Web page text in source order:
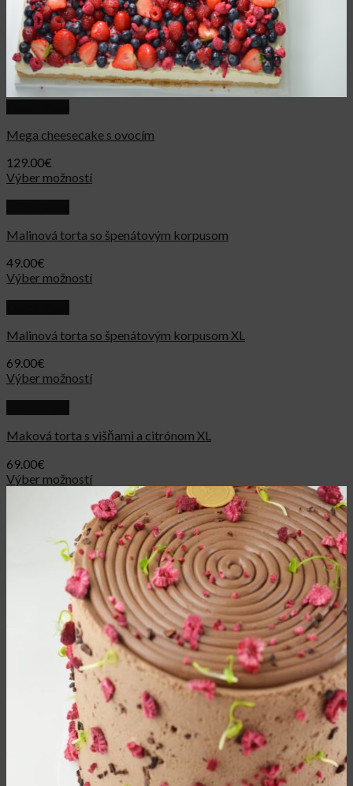
Mega cheesecake s ovocím
129.00€
Výber možností
Malinová torta so špenátovým korpusom
49.00€
Výber možností
Malinová torta so špenátovým korpusom XL
69.00€
Výber možností
Maková torta s višňami a citrónom XL
69.00€
Výber možností